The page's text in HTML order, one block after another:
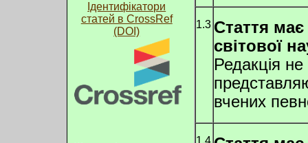
Ідентифікатори
статей в CrossRef
(DOI)
1.3 Стаття
світової
Редакція не
вчених